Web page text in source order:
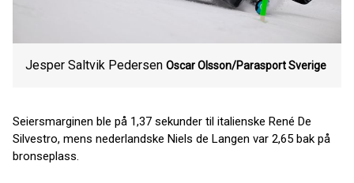
Jesper Saltvik Pedersen Oscar Olsson/Parasport Sverige
Seiersmarginen ble på 1,37 sekunder til italienske René De
Silvestro, mens nederlandske Niels de Langen var 2,65 bak på
bronseplass.